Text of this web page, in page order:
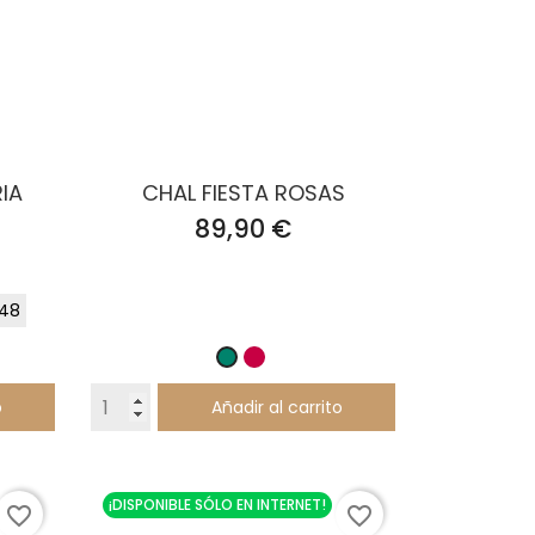
48
CHAL FIESTA ROSAS
Precio
89,90 €
Verde
pato
Rubí
Añadir al carrito
favorite_border ¡DISPONIBLE SÓLO EN INTERNET! favorite_border